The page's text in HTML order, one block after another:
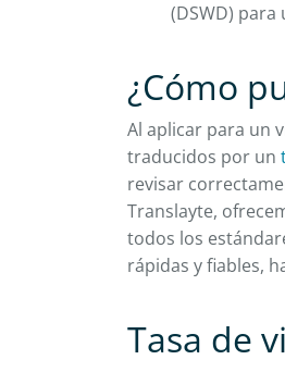
(DSWD)
¿Cómo
Al aplicar para un
traducidos por un
revisar
Translayte,
todos los
rápidas y fiables,
Tasa de